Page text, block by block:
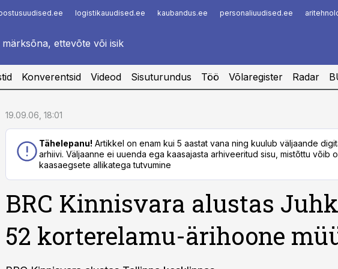
logistikauudised.ee kaubandus.ee personaliuudised.ee
Infopank
Konverentsid Videod Sisuturundus Töö Võlaregister Radar
19.09.06, 18:01
Tähelepanu! Artikkel on enam kui 5 aastat vana ning kuulub väljaande
arhiivi. Väljaanne ei uuenda ega kaasajasta arhiveeritud sisu, mistõttu võib
kaasaegsete allikatega tutvumine
BRC Kinnisvara alustas
52 korterelamu-ärihoone